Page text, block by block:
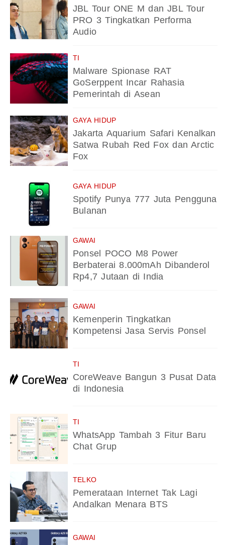
JBL Tour ONE M dan JBL Tour
PRO 3 Tingkatkan Performa
Audio
TI
Malware Spionase RAT
GoSerppent Incar Rahasia
Pemerintah di Asean
GAYA HIDUP
Jakarta Aquarium Safari Kenalkan
Satwa Rubah Red Fox dan Arctic
Fox
GAYA HIDUP
Spotify Punya 777 Juta Pengguna
Bulanan
GAWAI
Ponsel POCO M8 Power
Berbaterai 8.000mAh Dibanderol
Rp4,7 Jutaan di India
GAWAI
Kemenperin Tingkatkan
Kompetensi Jasa Servis Ponsel
TI
CoreWeave Bangun 3 Pusat Data
di Indonesia
TI
WhatsApp Tambah 3 Fitur Baru
Chat Grup
TELKO
Pemerataan Internet Tak Lagi
Andalkan Menara BTS
GAWAI